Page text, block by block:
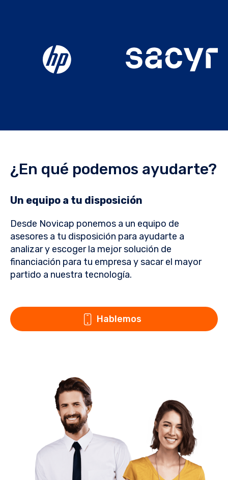
¿En qué podemos ayudarte?
Un equipo a tu disposición
Desde Novicap ponemos a un equipo de
asesores a tu disposición para ayudarte a
analizar y escoger la mejor solución de
financiación para tu empresa y sacar el mayor
partido a nuestra tecnología.
Hablemos